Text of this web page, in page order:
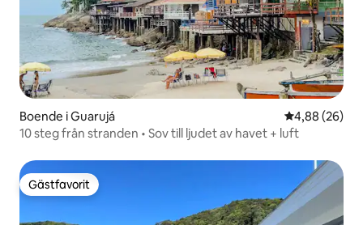
Boende i Guarujá 4,88 av 5 i
4,88 (26)
10 steg från stranden • Sov till ljudet av havet + luft
Gästfavorit
Gästfavorit